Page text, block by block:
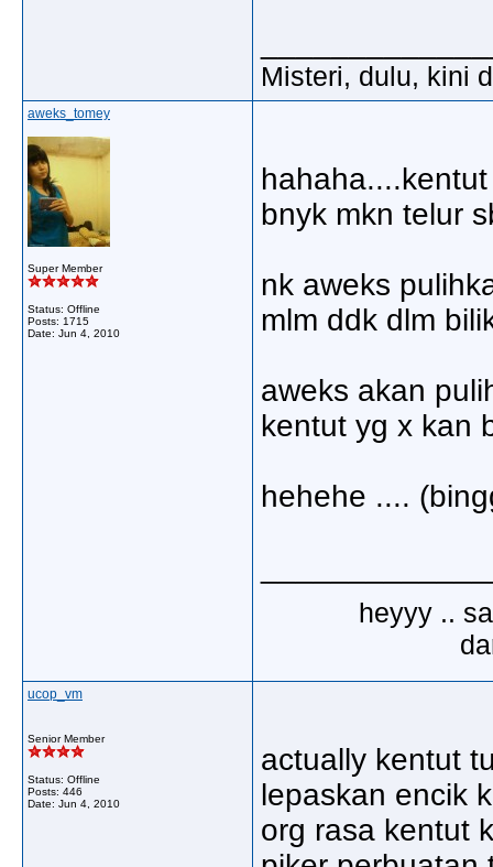
Misteri, dulu, kini
aweks_tomey
Super Member
Status: Offline
Posts: 1715
Date: Jun 4, 2010
bnyk mkn telur
nk aweks
mlm ddk dlm
aweks akan
kentut yg x kan
hehehe ....
heyyy ..
ucop_vm
Senior Member
Status: Offline
Posts: 446
Date: Jun 4, 2010
actually kentut
lepaskan encik
org rasa kentut